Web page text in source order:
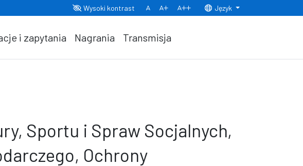
Wysoki kontrast
Normalny rozmiar czcionki
Rozmiar czcionki 150% Rozmiar czcionki 200%
Język
i zapytania Nagrania Transmisja
Sportu i Spraw Socjalnych,
Ochrony